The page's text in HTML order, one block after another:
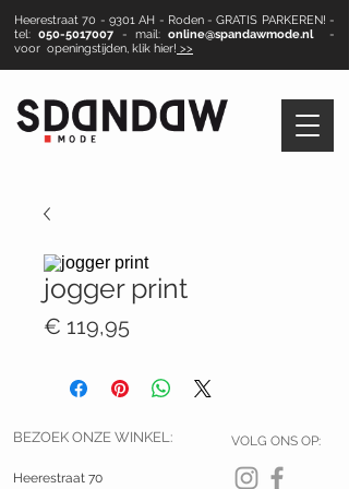
Heerestraat 70 - 9301 AH - Roden - GRATIS PARKEREN! -
tel:050-5017007 - mail:online@spandawmode.nl-
voor openingstijden, klik hier! >>
jogger print
€ 119,95
VOLG ONS OP:
BEZOEK ONZE WINKEL:
Heerestraat 70